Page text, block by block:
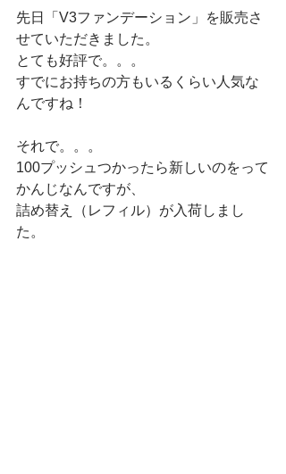
先日「V3ファンデーション」を販売さ
せていただきました。
とても好評で。。。
すでにお持ちの方もいるくらい人気な
んですね！
それで。。。
100プッシュつかったら新しいのをって
かんじなんですが、
詰め替え（レフィル）が入荷しまし
た。